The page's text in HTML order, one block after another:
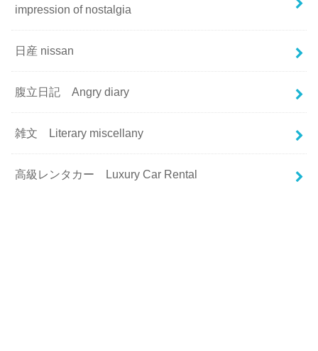
impression of nostalgia
日産 nissan
腹立日記 Angry diary
雑文 Literary miscellany
高級レンタカー Luxury Car Rental